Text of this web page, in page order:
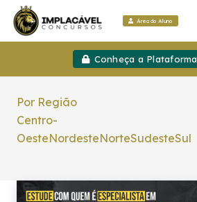
Área do Aluno
Conheça a Plataforma
Por Região
Centro-
OesteNordesteNorteSudesteSul